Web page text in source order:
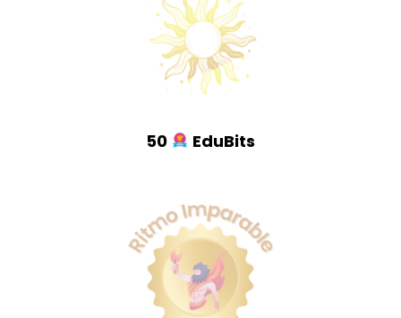
50 EduBits